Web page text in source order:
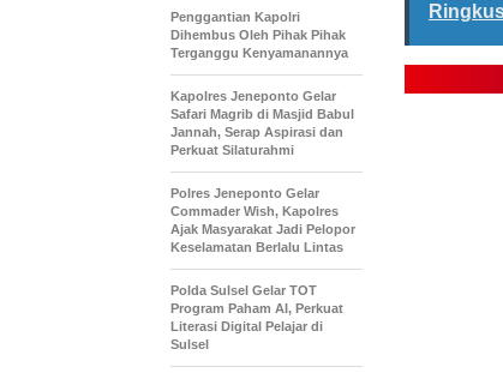
Penggantian Kapolri
Dihembus Oleh Pihak Pihak
Terganggu Kenyamanannya
Kapolres Jeneponto Gelar
Safari Magrib di Masjid Babul
Jannah, Serap Aspirasi dan
Perkuat Silaturahmi
Polres Jeneponto Gelar
Commader Wish, Kapolres
Ajak Masyarakat Jadi Pelopor
Keselamatan Berlalu Lintas
Polda Sulsel Gelar TOT
Program Paham AI, Perkuat
Literasi Digital Pelajar di
Sulsel